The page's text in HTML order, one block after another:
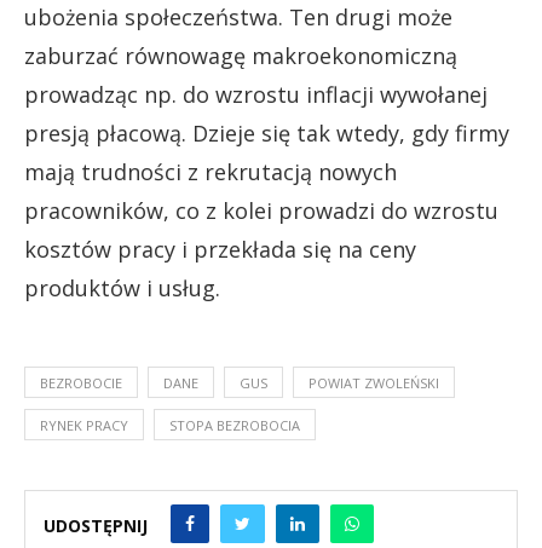
ubożenia społeczeństwa. Ten drugi może
zaburzać równowagę makroekonomiczną
prowadząc np. do wzrostu inflacji wywołanej
presją płacową. Dzieje się tak wtedy, gdy firmy
mają trudności z rekrutacją nowych
pracowników, co z kolei prowadzi do wzrostu
kosztów pracy i przekłada się na ceny
produktów i usług.
BEZROBOCIE DANE GUS POWIAT ZWOLEŃSKI
RYNEK PRACY STOPA BEZROBOCIA
UDOSTĘPNIJ